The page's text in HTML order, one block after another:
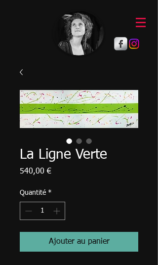
La Ligne Verte
540,00 €Prix
Quantité *
Ajouter au panier